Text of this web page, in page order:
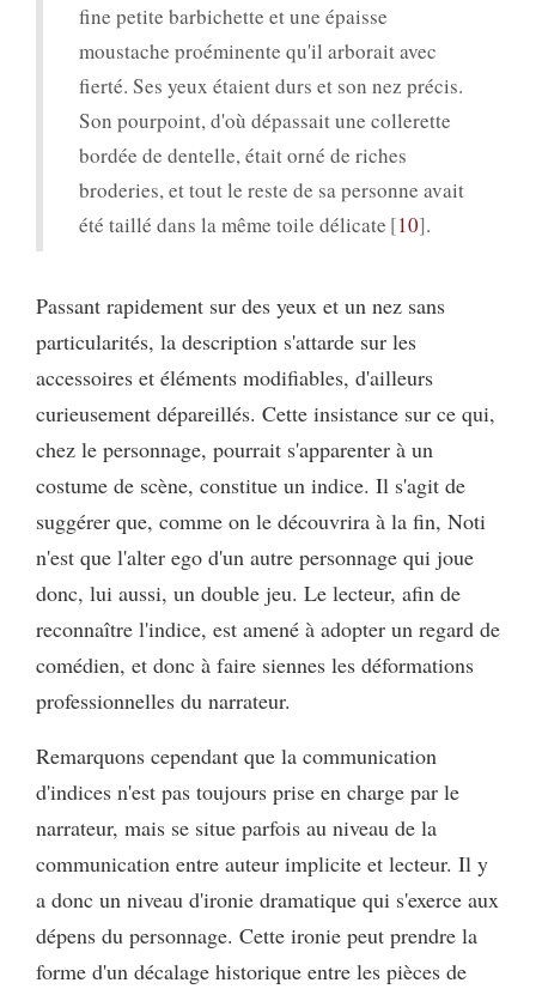
fine petite barbichette et une épaisse
moustache proéminente qu'il arborait avec
fierté. Ses yeux étaient durs et son nez précis.
Son pourpoint, d'où dépassait une collerette
bordée de dentelle, était orné de riches
broderies, et tout le reste de sa personne avait
été taillé dans la même toile délicate 10 .
Passant rapidement sur des yeux et un nez sans
particularités, la description s'attarde sur les
accessoires et éléments modifiables, d'ailleurs
curieusement dépareillés. Cette insistance sur ce qui,
chez le personnage, pourrait s'apparenter à un
costume de scène, constitue un indice. Il s'agit de
suggérer que, comme on le découvrira à la fin, Noti
n'est que l'alter ego d'un autre personnage qui joue
donc, lui aussi, un double jeu. Le lecteur, afin de
reconnaître l'indice, est amené à adopter un regard de
comédien, et donc à faire siennes les déformations
professionnelles du narrateur.
Remarquons cependant que la communication
d'indices n'est pas toujours prise en charge par le
narrateur, mais se situe parfois au niveau de la
communication entre auteur implicite et lecteur. Il y
a donc un niveau d'ironie dramatique qui s'exerce aux
dépens du personnage. Cette ironie peut prendre la
forme d'un décalage historique entre les pièces de